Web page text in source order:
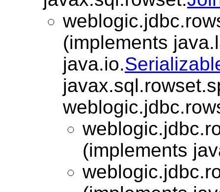
(implements
java.io.
(implements